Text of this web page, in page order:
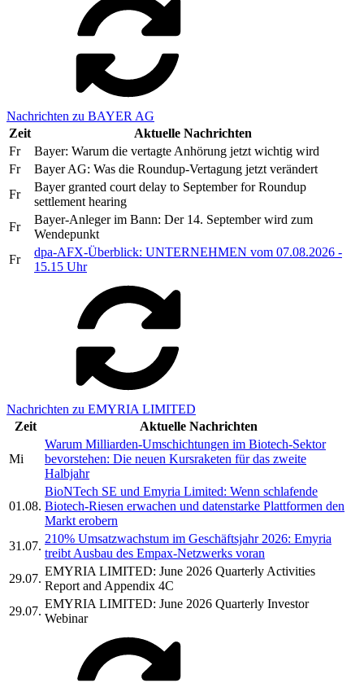
Nachrichten zu BAYER AG
Zeit
Aktuelle Nachrichten
Fr
Bayer: Warum die vertagte Anhörung jetzt wichtig wird
Fr
Bayer AG: Was die Roundup-Vertagung jetzt verändert
Fr
Bayer granted court delay to September for Roundup
settlement hearing
Fr
Bayer-Anleger im Bann: Der 14. September wird zum
Wendepunkt
Fr
dpa-AFX-Überblick: UNTERNEHMEN vom 07.08.2026 -
15.15 Uhr
Nachrichten zu EMYRIA LIMITED
Zeit
Aktuelle Nachrichten
Mi
Warum Milliarden-Umschichtungen im Biotech-Sektor
bevorstehen: Die neuen Kursraketen für das zweite
Halbjahr
01.08.
BioNTech SE und Emyria Limited: Wenn schlafende
Biotech-Riesen erwachen und datenstarke Plattformen den
Markt erobern
31.07.
210% Umsatzwachstum im Geschäftsjahr 2026: Emyria
treibt Ausbau des Empax-Netzwerks voran
29.07.
EMYRIA LIMITED: June 2026 Quarterly Activities
Report and Appendix 4C
29.07.
EMYRIA LIMITED: June 2026 Quarterly Investor
Webinar